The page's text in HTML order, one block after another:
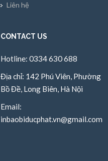
Liên hệ
CONTACT US
Hotline: 0334 630 688
Địa chỉ: 142 Phú Viên, Phường
Bồ Đề, Long Biên, Hà Nội
Email:
inbaobiducphat.vn@gmail.com